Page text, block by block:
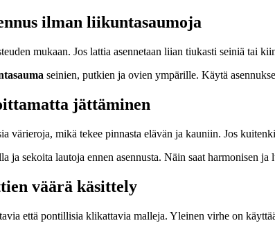
ilman liikuntasaumoja
mukaan. Jos lattia asennetaan liian tiukasti seiniä tai
seinien, putkien ja ovien ympärille. Käytä
jättäminen
värieroja, mikä tekee pinnasta elävän ja kauniin. Jos
ja sekoita lautoja ennen asennusta. Näin saat harmonisen
väärä käsittely
että pontillisia klikattavia malleja. Yleinen virhe on